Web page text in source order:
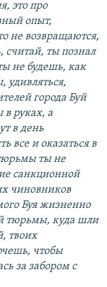
это про
опыт,
не возвращаются,
считай, ты познал
не будешь, как
города Буй
в руках, а
в день
все и оказаться в
ты не
санкционной
чиновников
Буя жизненно
тюрьмы, куда шли
твоих
чтобы
за забором с